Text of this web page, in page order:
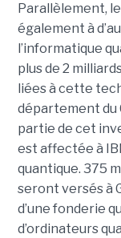
Parallèlement,
également à
l’informatique
plus de 2
liées à cette
département du
partie de cet
est affectée à
quantique. 375
seront versés à
d’une fonderie
d’ordinateurs